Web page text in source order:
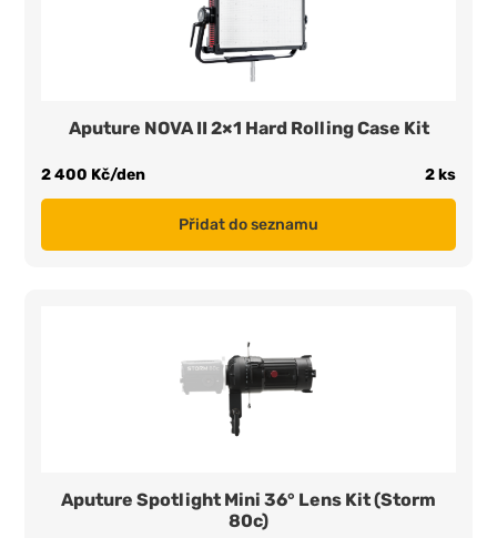
Aputure NOVA II 2×1 Hard Rolling Case Kit
2 400 Kč/den 2 ks
Přidat do seznamu
Aputure Spotlight Mini 36° Lens Kit (Storm
80c)